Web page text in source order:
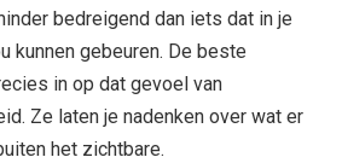
bedreigend dan iets dat in je
kunnen gebeuren. De beste
in op dat gevoel van
Ze laten je nadenken over wat er
het zichtbare.